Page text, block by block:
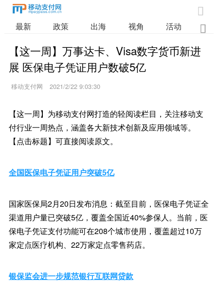

最新 政策 出海 视角 活动 业

【这一周】万事达卡、Visa数字货币新进
展 医保电子凭证用户数破5亿
移动支付网 2021/2/22 9:03:30
【这一周】为移动支付网打造的轻阅读栏目，关注移动支
付行业一周热点，涵盖各大新技术创新及应用领域等。
【点击标题】可直接阅读原文。
全国医保电子凭证用户突破5亿
国家医保局2月20日发布消息：截至目前，医保电子凭证全
渠道用户量已突破5亿，覆盖全国近40%参保人。当前，医
保电子凭证支付功能可在208个城市使用，覆盖超过10万
家定点医疗机构、22万家定点零售药店。
银保监会进一步规范银行互联网贷款